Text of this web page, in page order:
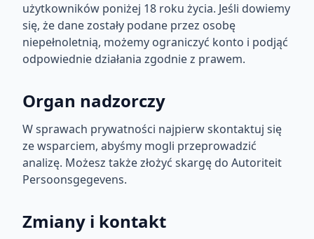
użytkowników poniżej 18 roku życia. Jeśli dowiemy
się, że dane zostały podane przez osobę
niepełnoletnią, możemy ograniczyć konto i podjąć
odpowiednie działania zgodnie z prawem.
Organ nadzorczy
W sprawach prywatności najpierw skontaktuj się
ze wsparciem, abyśmy mogli przeprowadzić
analizę. Możesz także złożyć skargę do Autoriteit
Persoonsgegevens.
Zmiany i kontakt